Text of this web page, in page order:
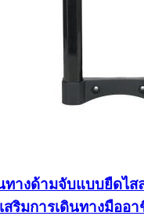
ทางด้ามจับแบบยืดไส
สริมการเดินทางมืออ